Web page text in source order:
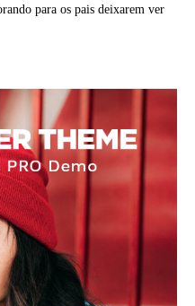
para os pais deixarem ver